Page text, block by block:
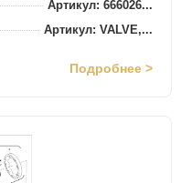
Артикул: 666026...
Артикул: VALVE,...
Подробнее >